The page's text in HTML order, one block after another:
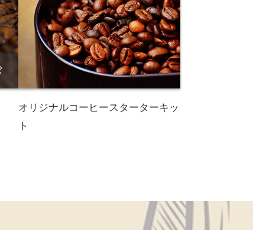
オリジナルコーヒースターターキッ
ト